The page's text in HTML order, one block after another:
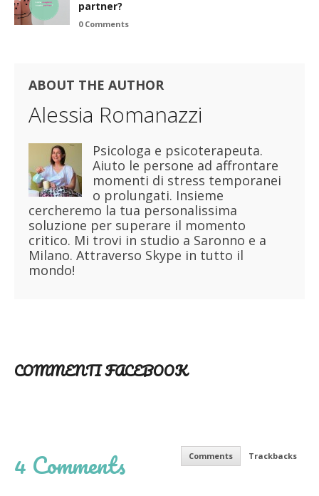
partner?
0 Comments
ABOUT THE AUTHOR
Alessia Romanazzi
Psicologa e psicoterapeuta.
Aiuto le persone ad affrontare
momenti di stress temporanei
o prolungati. Insieme
cercheremo la tua personalissima
soluzione per superare il momento
critico. Mi trovi in studio a Saronno e a
Milano. Attraverso Skype in tutto il
mondo!
COMMENTI FACEBOOK
4 Comments Comments Trackbacks